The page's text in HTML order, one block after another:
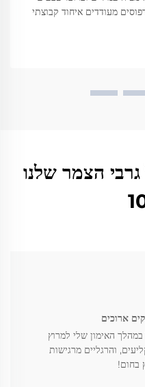
מעודדים איחוד קבוצתי
גרבי הצמר שלנו
ארוכים
עברתי להשתמש בגרבי צמר 100% במהלך האימון שלי למרוץ
והרגליים מרגישות
בחום!